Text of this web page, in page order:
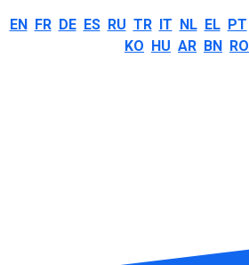
EN FR DE ES RU TR IT NL EL PT
KO HU AR BN RO